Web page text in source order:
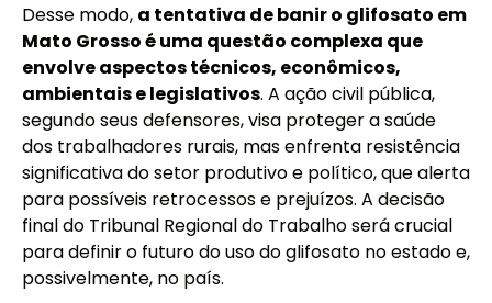
Desse modo, a tentativa de banir o glifosato em
Mato Grosso é uma questão complexa que
envolve aspectos técnicos, econômicos,
ambientais e legislativos. A ação civil pública,
segundo seus defensores, visa proteger a saúde
dos trabalhadores rurais, mas enfrenta resistência
significativa do setor produtivo e político, que alerta
para possíveis retrocessos e prejuízos. A decisão
final do Tribunal Regional do Trabalho será crucial
para definir o futuro do uso do glifosato no estado e,
possivelmente, no país.